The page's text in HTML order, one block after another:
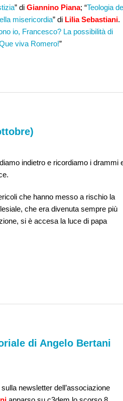
” di Giannino Piana; “Teologia
misericordia” di Lilia Sebastiani.
io, Francesco? La possibilità di
viva Romero!”
indietro e ricordiamo i drammi
che hanno messo a rischio la
che era divenuta sempre più
si è accesa la luce di papa
di Angelo Bertani
sulla newsletter dell’associazione